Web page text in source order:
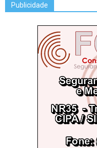
Publicidade